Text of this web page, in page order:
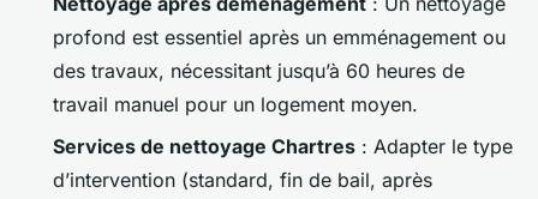
profond est essentiel après un emménagement ou
des travaux, nécessitant jusqu’à 60 heures de
travail manuel pour un logement moyen.
Services de nettoyage Chartres : Adapter le type
d’intervention (standard, fin de bail, après